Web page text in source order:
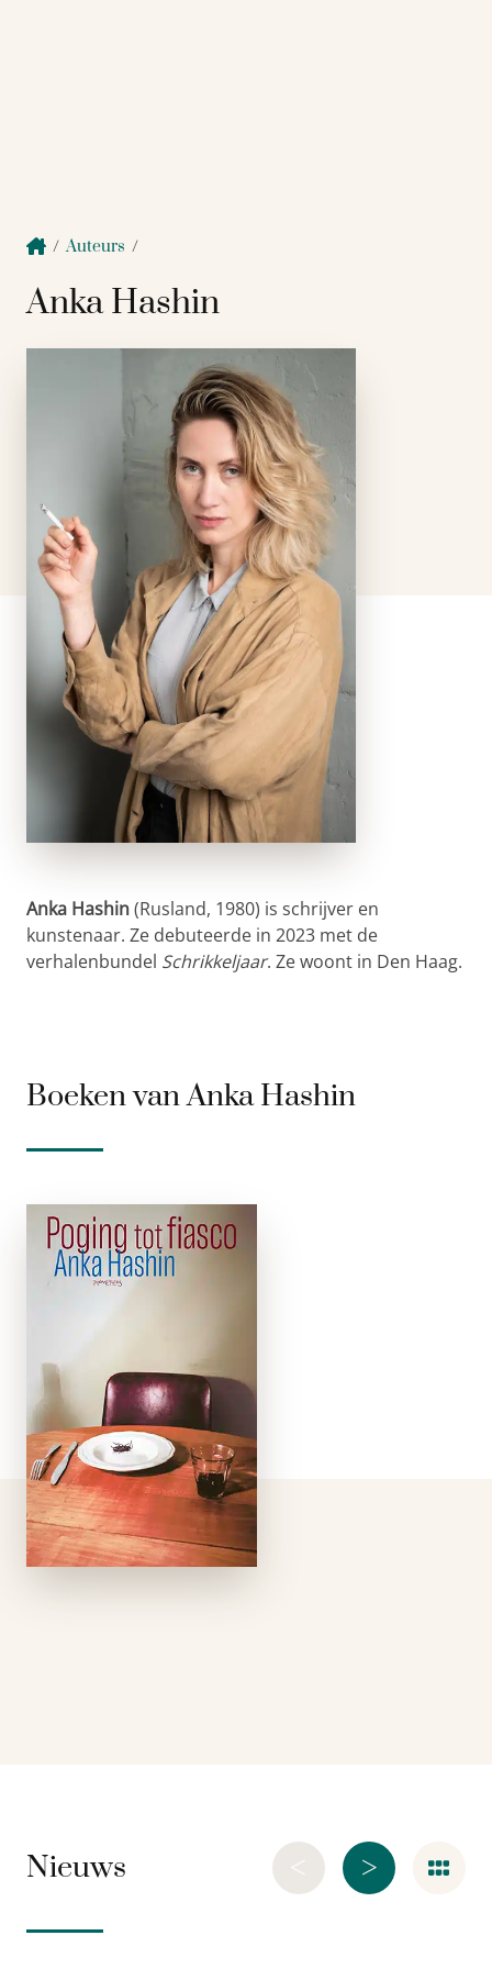
/Auteurs /
Anka Hashin
Anka Hashin(Rusland, 1980) is schrijver en
kunstenaar. Ze debuteerde in 2023 met de
verhalenbundel Schrikkeljaar. Ze woont in Den Haag.
Boeken van Anka Hashin
Poging tot
fiasco
De non-conformist,
de meedogenloze
wreker, de
dagdromer: kleine
grote mensen,
tastend naar de
grenzen van het
onmogelijke om de
dagelijkse sleur te
doorbreken. Met
Nieuws >
<